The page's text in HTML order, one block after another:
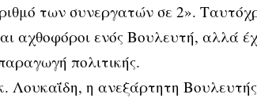
των συνεργατών σε 2».
αχθοφόροι ενός Βουλευτή, αλλά
πολιτικής.
Λουκαΐδη, η ανεξάρτητη